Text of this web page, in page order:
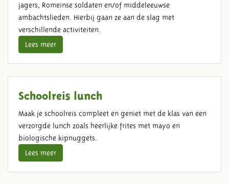
jagers, Romeinse soldaten en/of middeleeuwse
ambachtslieden. Hierbij gaan ze aan de slag met
verschillende activiteiten.
Lees meer
Schoolreis lunch
Maak je schoolreis compleet en geniet met de klas van een
verzorgde lunch zoals heerlijke frites met mayo en
biologische kipnuggets.
Lees meer